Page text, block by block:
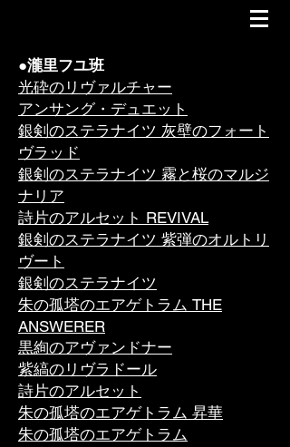
●瀧里フユ班
光砕のリヴァルチャー
アンサング・デュエット
銀剣のステラナイツ 灰壁のフォート
ヴラッド
銀剣のステラナイツ 霧と桜のマルジ
ナリア
​詩片のアルセット REVIVAL
銀剣のステラナイツ 紫弾のオルトリ
ヴート
銀剣のステラナイツ
朱の孤塔のエアゲトラム THE
ANSWERER
黒絢のアヴァンドナー
紫縞のリヴラドール
詩片のアルセット
朱の孤塔のエアゲトラム 昇華
朱の孤塔のエアゲトラム